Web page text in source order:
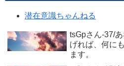
潜在意識ちゃんねる
tsGpさん-37/
げれば、何に
ます。